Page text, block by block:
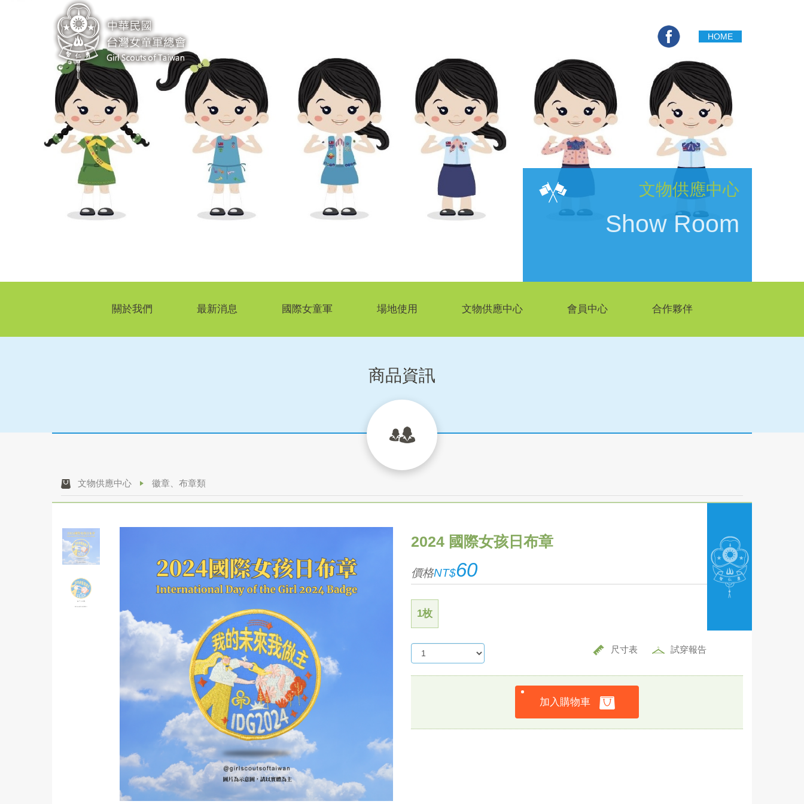
HOME
文物供應中心
Show Room
關於我們 最新消息 國際女童軍 場地使用 文物供應中心 會員中心 合作夥伴
商品資訊
文物供應中心 徽章、布章類
2024 國際女孩日布章
價格NT$60
1枚
尺寸表 試穿報告
加入購物車